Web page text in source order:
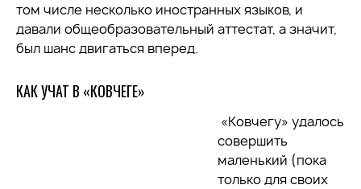
том числе несколько иностранных языков, и
давали общеобразовательный аттестат, а значит,
был шанс двигаться вперед.
КАК УЧАТ В «КОВЧЕГЕ»
«Ковчегу» удалось
совершить
маленький (пока
только для своих